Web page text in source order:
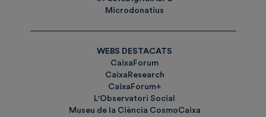
Microdonatius
WEBS DESTACATS
CaixaForum
CaixaResearch
CaixaForum+
L'Observatori Social
Museu de la Ciència CosmoCaixa